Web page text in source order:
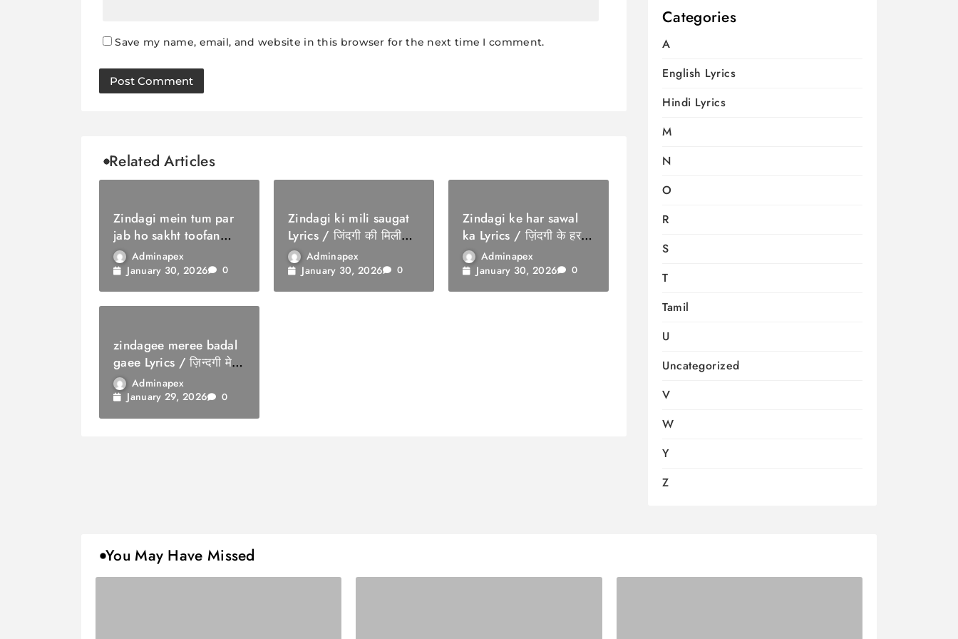
Save my name, email, and website in this browser for the next time I comment.
Related Articles
Zindagi mein tum par
jab ho sakht toofan
Lyrics / ज़िंदगी में तुम पर
जब हो सख्त तूफ़ान
Adminapex
January 30, 2026
0
Zindagi ki mili saugat
Lyrics / जिंदगी की मिली
सौगातAdminapex
January 30, 2026
0
Zindagi ke har sawal
ka Lyrics / ज़िंदगी के हर
सवाल का
Adminapex
January 30, 2026
0
zindagee meree badal
gaee Lyrics / ज़िन्दगी मेरी
बदल गईAdminapex
January 29, 2026
0
Categories
A
English Lyrics
Hindi Lyrics
M
N
O
R
S
T
Tamil
U
Uncategorized
V
W
Y
Z
You May Have Missed